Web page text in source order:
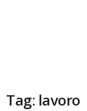
Tag: lavoro